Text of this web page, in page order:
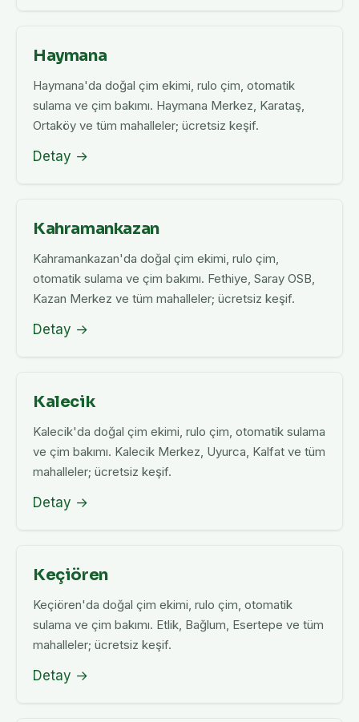
Haymana
Haymana'da doğal çim ekimi, rulo çim, otomatik
sulama ve çim bakımı. Haymana Merkez, Karataş,
Ortaköy ve tüm mahalleler; ücretsiz keşif.
Detay →
Kahramankazan
Kahramankazan'da doğal çim ekimi, rulo çim,
otomatik sulama ve çim bakımı. Fethiye, Saray OSB,
Kazan Merkez ve tüm mahalleler; ücretsiz keşif.
Detay →
Kalecik
Kalecik'da doğal çim ekimi, rulo çim, otomatik sulama
ve çim bakımı. Kalecik Merkez, Uyurca, Kalfat ve tüm
mahalleler; ücretsiz keşif.
Detay →
Keçiören
Keçiören'da doğal çim ekimi, rulo çim, otomatik
sulama ve çim bakımı. Etlik, Bağlum, Esertepe ve tüm
mahalleler; ücretsiz keşif.
Detay →